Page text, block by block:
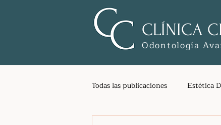
CLÍNICA
Odontología
Todas las publicaciones Estética